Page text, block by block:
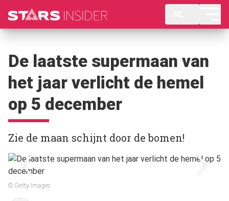
De laatste supermaan van
het jaar verlicht de hemel
op 5 december
Zie de maan schijnt door de bomen!
© Getty Images